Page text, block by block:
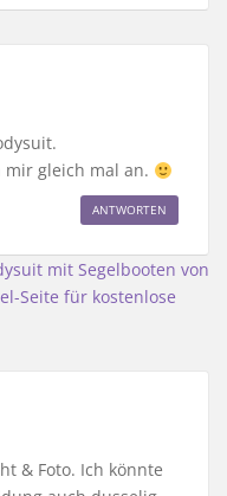
mir gleich mal an.
ANTWORTEN
mit Segelbooten von
Seite für kostenlose
& Foto. Ich könnte